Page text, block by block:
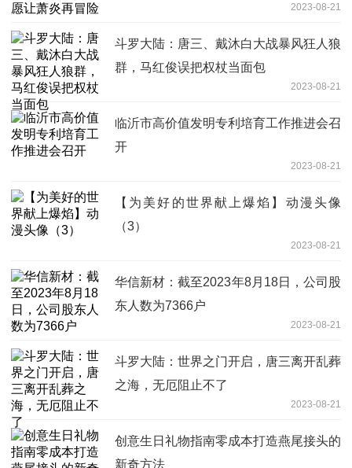
2023-08-21
斗罗大陆：唐三、戴沐白大战暴风狂人狼
群，马红俊误把权杖当面包
2023-08-21
临沂市高价值发明专利培育工作推进会召
开
2023-08-21
【为美好的世界献上爆焰】动漫头像
（3）
2023-08-21
华信新材：截至2023年8月18日，公司股
东人数为7366户
2023-08-21
斗罗大陆：世界之门开启，唐三离开乱葬
之海，无厄阻止不了
2023-08-21
创意生日礼物指南零成本打造燕尾接头的
新奇方法